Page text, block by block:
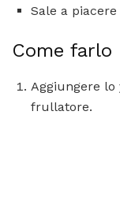
Sale a piacere
Come farlo
Aggiungere
frullatore.